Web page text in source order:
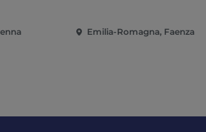
Emilia-Romagna, Faenza